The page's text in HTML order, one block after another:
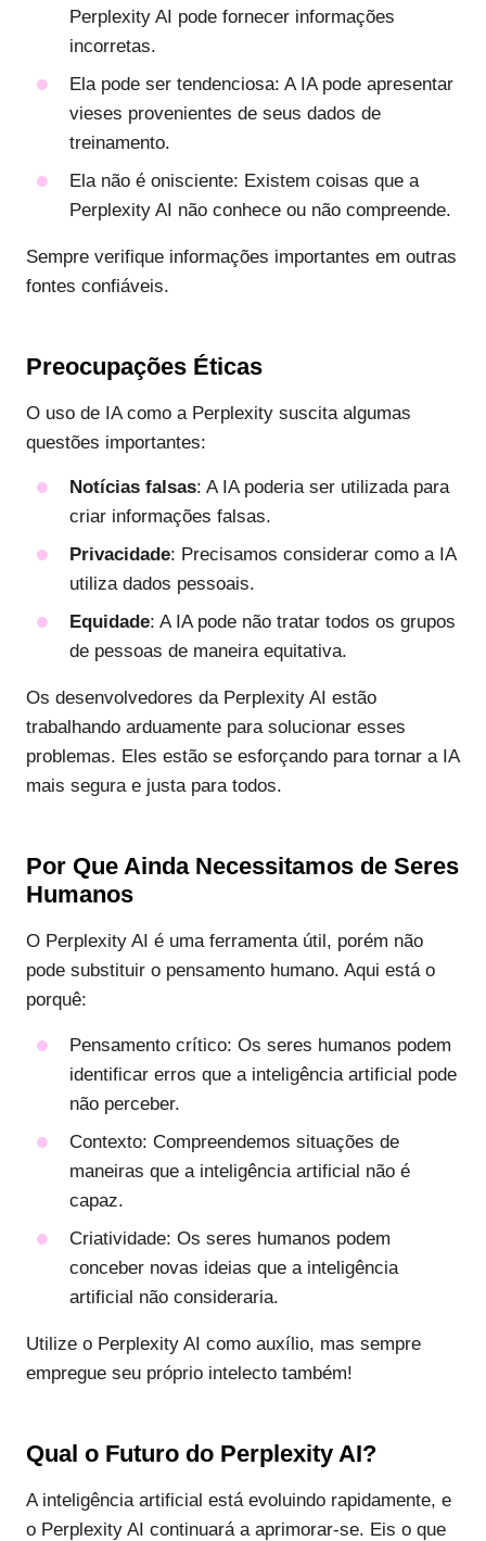
Perplexity AI pode fornecer informações
incorretas.
Ela pode ser tendenciosa: A IA pode apresentar
vieses provenientes de seus dados de
treinamento.
Ela não é onisciente: Existem coisas que a
Perplexity AI não conhece ou não compreende.
Sempre verifique informações importantes em outras
fontes confiáveis.
Preocupações Éticas
O uso de IA como a Perplexity suscita algumas
questões importantes:
Notícias falsas: A IA poderia ser utilizada para
criar informações falsas.
Privacidade: Precisamos considerar como a IA
utiliza dados pessoais.
Equidade: A IA pode não tratar todos os grupos
de pessoas de maneira equitativa.
Os desenvolvedores da Perplexity AI estão
trabalhando arduamente para solucionar esses
problemas. Eles estão se esforçando para tornar a IA
mais segura e justa para todos.
Por Que Ainda Necessitamos de Seres
Humanos
O Perplexity AI é uma ferramenta útil, porém não
pode substituir o pensamento humano. Aqui está o
porquê:
Pensamento crítico: Os seres humanos podem
identificar erros que a inteligência artificial pode
não perceber.
Contexto: Compreendemos situações de
maneiras que a inteligência artificial não é
capaz.
Criatividade: Os seres humanos podem
conceber novas ideias que a inteligência
artificial não consideraria.
Utilize o Perplexity AI como auxílio, mas sempre
empregue seu próprio intelecto também!
Qual o Futuro do Perplexity AI?
A inteligência artificial está evoluindo rapidamente, e
o Perplexity AI continuará a aprimorar-se. Eis o que